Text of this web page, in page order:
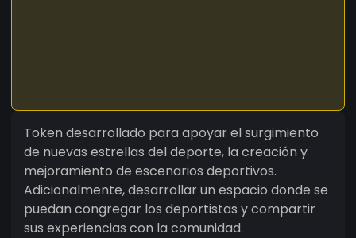
Token desarrollado para apoyar el surgimiento
de nuevas estrellas del deporte, la creación y
mejoramiento de escenarios deportivos.
Adicionalmente, desarrollar un espacio donde se
puedan congregar los deportistas y compartir
sus experiencias con la comunidad.